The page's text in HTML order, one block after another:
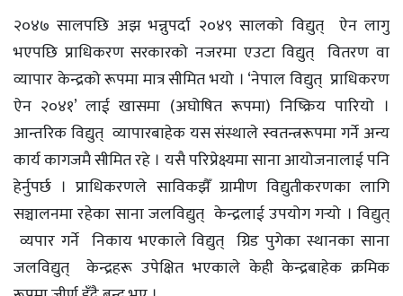
२०४७ सालपछि अझ भन्नुपर्दा २०४९ सालको विद्युत् ऐन लागु
भएपछि प्राधिकरण सरकारको नजरमा एउटा विद्युत् वितरण वा
व्यापार केन्द्रको रूपमा मात्र सीमित भयो । ‘नेपाल विद्युत् प्राधिकरण
ऐन २०४१’ लाई खासमा (अघोषित रूपमा) निष्क्रिय पारियो ।
आन्तरिक विद्युत् व्यापारबाहेक यस संस्थाले स्वतन्त्ररूपमा गर्ने अन्य
कार्य कागजमै सीमित रहे । यसै परिप्रेक्ष्यमा साना आयोजनालाई पनि
हेर्नुपर्छ । प्राधिकरणले साविकझैँ ग्रामीण विद्युतीकरणका लागि
सञ्चालनमा रहेका साना जलविद्युत् केन्द्रलाई उपयोग गर्‍यो । विद्युत्
व्यपार गर्ने निकाय भएकाले विद्युत् ग्रिड पुगेका स्थानका साना
जलविद्युत् केन्द्रहरू उपेक्षित भएकाले केही केन्द्रबाहेक क्रमिक